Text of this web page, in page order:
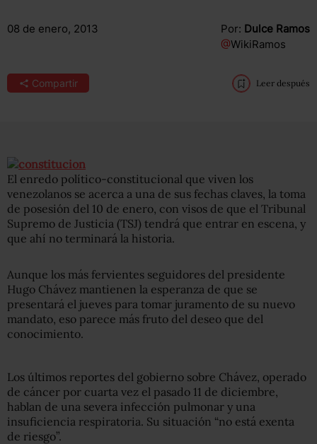
08 de enero, 2013 Por: Dulce Ramos
@WikiRamos
Compartir Leer después
El enredo político-constitucional que viven los
venezolanos se acerca a una de sus fechas claves, la toma
de posesión del 10 de enero, con visos de que el Tribunal
Supremo de Justicia (TSJ) tendrá que entrar en escena, y
que ahí no terminará la historia.
Aunque los más fervientes seguidores del presidente
Hugo Chávez mantienen la esperanza de que se
presentará el jueves para tomar juramento de su nuevo
mandato, eso parece más fruto del deseo que del
conocimiento.
Los últimos reportes del gobierno sobre Chávez, operado
de cáncer por cuarta vez el pasado 11 de diciembre,
hablan de una severa infección pulmonar y una
insuficiencia respiratoria. Su situación “no está exenta
de riesgo”.